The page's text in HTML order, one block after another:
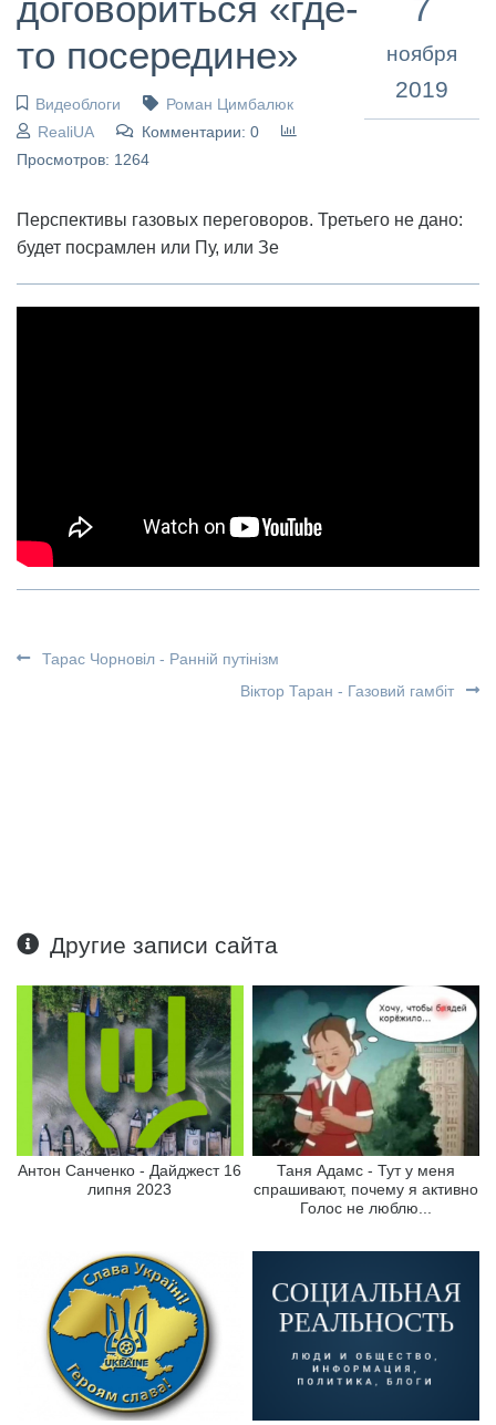
то посередине»
Видеоблоги
Роман Цимбалюк
RealiUA
Комментарии: 0
Просмотров: 1264
7
ноября
2019
Перспективы газовых переговоров. Третьего не дано:
будет посрамлен или Пу, или Зе
Тарас Чорновіл - Ранній путінізм
Віктор Таран - Газовий гамбіт
Другие записи сайта
Антон Санченко - Дайджест 16
липня 2023
Таня Адамс - Тут у меня
спрашивают, почему я активно
Голос не люблю...